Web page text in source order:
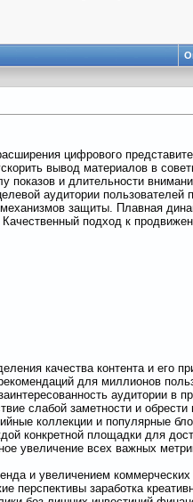
цифрового
вывод материалов в
показов и длительности
аудитории
защиты. Плавная
подход к
качества контента и его
для миллионов
аудитории в
слабой заметности и
коллекции и популярные
конкретной площадки для
увеличение всех важных
и увеличением коммерческих
перспективы заработка